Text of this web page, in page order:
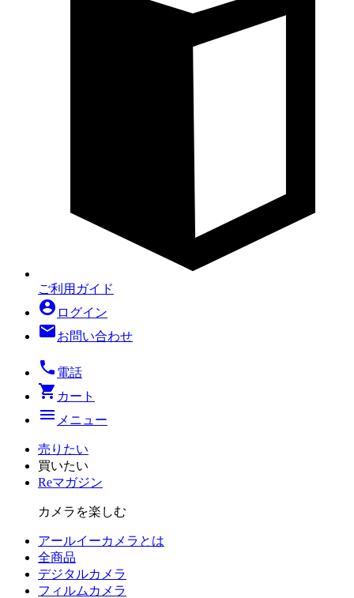
ご利用ガイド
account_circle ログイン
mailお問い合わせ
local_phone 電話
shopping_cart カート
menu メニュー
売りたい
買いたい
Reマガジン
カメラを楽しむ
アールイーカメラとは
全商品
デジタルカメラ
フィルム カメラ